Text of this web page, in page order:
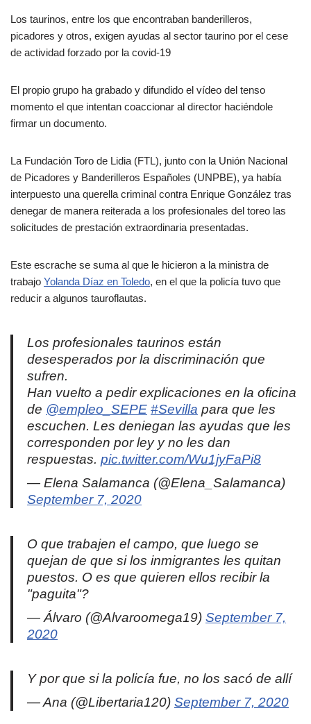
Los taurinos, entre los que encontraban banderilleros,
picadores y otros, exigen ayudas al sector taurino por el cese
de actividad forzado por la covid-19
El propio grupo ha grabado y difundido el vídeo del tenso
momento el que intentan coaccionar al director haciéndole
firmar un documento.
La Fundación Toro de Lidia (FTL), junto con la Unión Nacional
de Picadores y Banderilleros Españoles (UNPBE), ya había
interpuesto una querella criminal contra Enrique González tras
denegar de manera reiterada a los profesionales del toreo las
solicitudes de prestación extraordinaria presentadas.
Este escrache se suma al que le hicieron a la ministra de
trabajo Yolanda Díaz en Toledo, en el que la policía tuvo que
reducir a algunos tauroflautas.
Los profesionales taurinos están
desesperados por la discriminación que
sufren.
Han vuelto a pedir explicaciones en la oficina
de @empleo_SEPE #Sevilla para que les
escuchen. Les deniegan las ayudas que les
corresponden por ley y no les dan
respuestas. pic.twitter.com/Wu1jyFaPi8
— Elena Salamanca (@Elena_Salamanca)
September 7, 2020
O que trabajen el campo, que luego se
quejan de que si los inmigrantes les quitan
puestos. O es que quieren ellos recibir la
"paguita"?
— Álvaro (@Alvaroomega19) September 7,
2020
Y por que si la policía fue, no los sacó de allí
— Ana (@Libertaria120) September 7, 2020